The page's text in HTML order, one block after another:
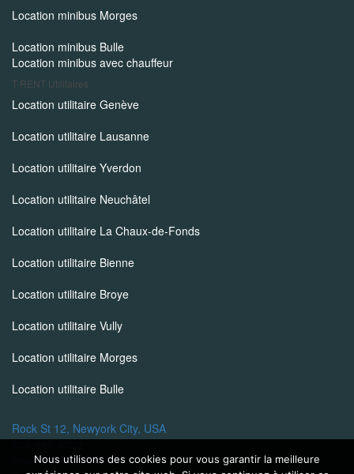
Location minibus Morges
Location minibus Bulle
Location minibus avec chauffeur
T-RENT Utilitaires
Location utilitaire Genève
Location utilitaire Lausanne
Location utilitaire Yverdon
Location utilitaire Neuchâtel
Location utilitaire La Chaux-de-Fonds
Location utilitaire Bienne
Location utilitaire Broye
Location utilitaire Vully
Location utilitaire Morges
Location utilitaire Bulle
Rock St 12, Newyork City, USA
236-895-4732
ovatheme@gmail.com
Nous utilisons des cookies pour vous garantir la meilleure